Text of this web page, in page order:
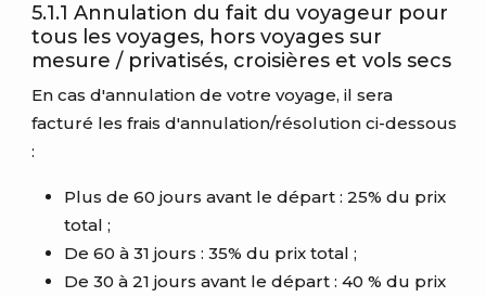
5.1.1 Annulation du fait du voyageur pour
tous les voyages, hors voyages sur
mesure / privatisés, croisières et vols secs
En cas d'annulation de votre voyage, il sera
facturé les frais d'annulation/résolution ci-dessous
:
Plus de 60 jours avant le départ : 25% du prix
total ;
De 60 à 31 jours : 35% du prix total ;
De 30 à 21 jours avant le départ : 40 % du prix